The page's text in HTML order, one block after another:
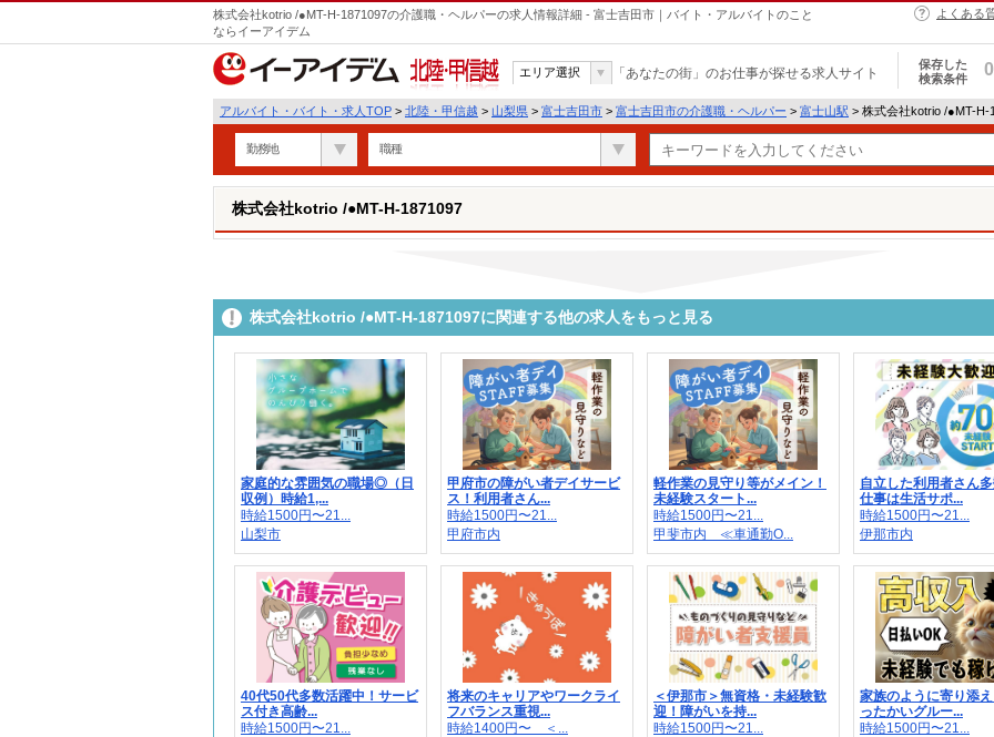
株式会社kotrio /●MT-H-1871097の介護職・ヘルパーの求人情報詳細 - 富士吉田市｜バイト・アルバイトのこと
ならイーアイデム
よくある
北陸・甲信越
エリア選択 「あなたの街」のお仕事が探せる求人サイト
保存した
検索条件
0
アルバイト・バイト・求人TOP > 北陸・甲信越 > 山梨県 > 富士吉田市 > 富士吉田市の介護職・ヘルパー > 富士山駅 > 株式会社kotrio /●MT-H-
勤務地 職種
株式会社kotrio /●MT-H-1871097
株式会社kotrio /●MT-H-1871097に関連する他の求人をもっと見る
家庭的な雰囲気の職場◎（日
収例）時給1,...
時給1500円〜21...
山梨市
甲府市の障がい者デイサービ
ス！利用者さん...
時給1500円〜21...
甲府市内
軽作業の見守り等がメイン！
未経験スタート...
時給1500円〜21...
甲斐市内 ≪車通勤O...
自立した利用者さん
仕事は生活サポ...
時給1500円〜21...
伊那市内
40代50代多数活躍中！サービ
ス付き高齢...
時給1500円〜21...
将来のキャリアやワークライ
フバランス重視...
時給1400円〜 ＜...
＜伊那市＞無資格・未経験歓
迎！障がいを持...
時給1500円〜21...
家族のように寄り添
ったかいグルー...
時給1500円〜21...